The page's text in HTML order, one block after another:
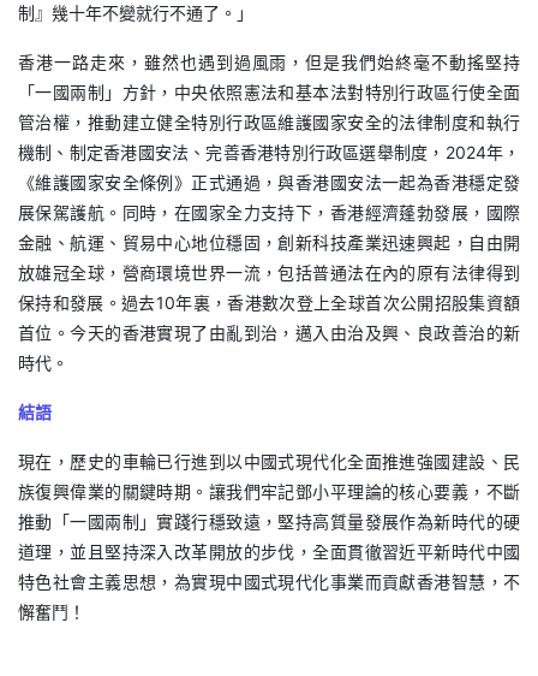
制』幾十年不變就行不通了。」
香港一路走來，雖然也遇到過風雨，但是我們始終毫不動搖堅持
「一國兩制」方針，中央依照憲法和基本法對特別行政區行使全面
管治權，推動建立健全特別行政區維護國家安全的法律制度和執行
機制、制定香港國安法、完善香港特別行政區選舉制度，2024年，
《維護國家安全條例》正式通過，與香港國安法一起為香港穩定發
展保駕護航。同時，在國家全力支持下，香港經濟蓬勃發展，國際
金融、航運、貿易中心地位穩固，創新科技產業迅速興起，自由開
放雄冠全球，營商環境世界一流，包括普通法在內的原有法律得到
保持和發展。過去10年裏，香港數次登上全球首次公開招股集資額
首位。今天的香港實現了由亂到治，邁入由治及興、良政善治的新
時代。
結語
現在，歷史的車輪已行進到以中國式現代化全面推進強國建設、民
族復興偉業的關鍵時期。讓我們牢記鄧小平理論的核心要義，不斷
推動「一國兩制」實踐行穩致遠，堅持高質量發展作為新時代的硬
道理，並且堅持深入改革開放的步伐，全面貫徹習近平新時代中國
特色社會主義思想，為實現中國式現代化事業而貢獻香港智慧，不
懈奮鬥！